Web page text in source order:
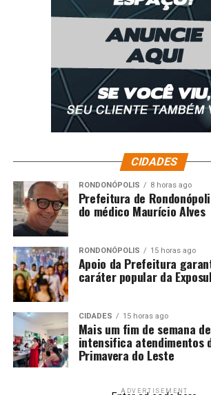
CIDADES
RONDONÓPOLIS 8 horas ago
Prefeitura de
do médico Maurício Alves
RONDONÓPOLIS 15 horas ago
Apoio da Prefeitura
caráter popular da Exposul
CIDADES 15 horas ago
Mais um fim de semana
intensifica atendimentos
Primavera do Leste
ADVERTISEMENT